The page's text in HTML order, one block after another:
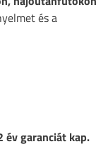
és a
év garanciát kap.